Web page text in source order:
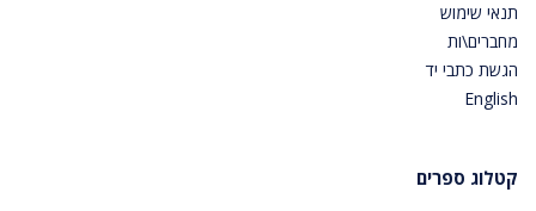
תנאי שימוש
מחברים\ות
הגשת כתבי יד
English
קטלוג ספרים